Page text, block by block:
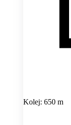
Kolej: 650 m